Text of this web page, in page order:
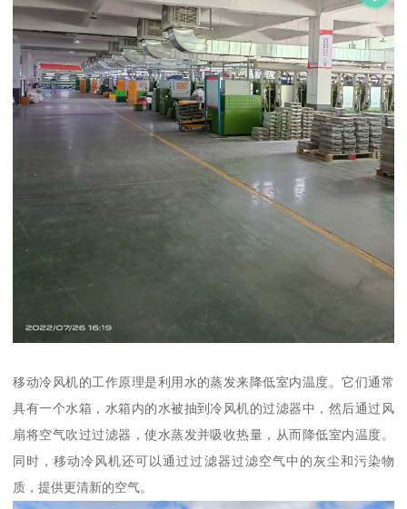
移动冷风机的工作原理是利用水的蒸发来降低室内温度。它们通常
具有一个水箱，水箱内的水被抽到冷风机的过滤器中，然后通过风
扇将空气吹过过滤器，使水蒸发并吸收热量，从而降低室内温度。
同时，移动冷风机还可以通过过滤器过滤空气中的灰尘和污染物
质，提供更清新的空气。